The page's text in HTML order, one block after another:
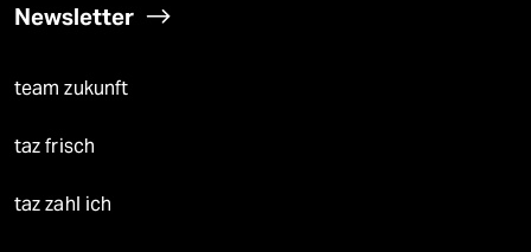
Newsletter
team zukunft
taz frisch
taz zahl ich